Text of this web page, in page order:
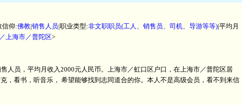
信仰:佛教|销售人员|职业类型:非文职职员(工人、销售员、司机、导游等等)|平均月
上海市／普陀区>
人员，平均月收入2000元人民币。上海市／虹口区户口，在上海市／普陀区居
，看书，听音乐， 希望能够找到志同道合的你。本人不是高级会员，看不到来信